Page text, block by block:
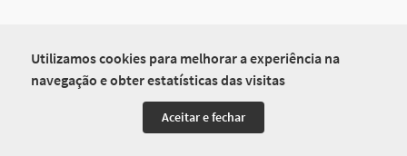
Utilizamos cookies para melhorar a experiência na
navegação e obter estatísticas das visitas
Aceitar e fechar